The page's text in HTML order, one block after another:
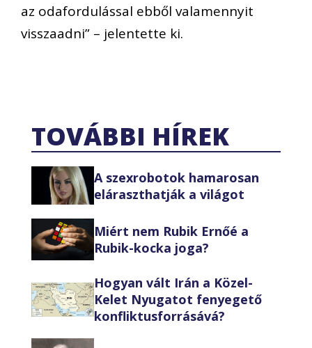
az odafordulással ebből valamennyit
visszaadni” – jelentette ki.
TOVÁBBI HÍREK
A szexrobotok hamarosan
eláraszthatják a világot
Miért nem Rubik Ernőé a
Rubik-kocka joga?
Hogyan vált Irán a Közel-
Kelet Nyugatot fenyegető
konfliktusforrásává?